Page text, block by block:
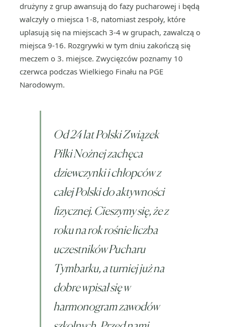
drużyny z grup awansują do fazy pucharowej i będą
walczyły o miejsca 1-8, natomiast zespoły, które
uplasują się na miejscach 3-4 w grupach, zawalczą o
miejsca 9-16. Rozgrywki w tym dniu zakończą się
meczem o 3. miejsce. Zwycięzców poznamy 10
czerwca podczas Wielkiego Finału na PGE
Narodowym.
Od 24 lat Polski Związek
Piłki Nożnej zachęca
dziewczynki i chłopców z
całej Polski do aktywności
fizycznej. Cieszymy się, że z
roku na rok rośnie liczba
uczestników Pucharu
Tymbarku, a turniej już na
dobre wpisał się w
harmonogram zawodów